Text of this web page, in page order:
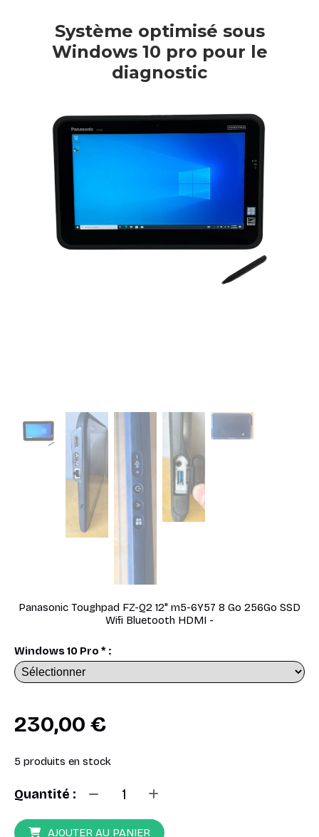
Système optimisé sous
Windows 10 pro pour le
diagnostic
Panasonic Toughpad FZ-Q2 12" m5-6Y57 8 Go 256Go SSD
Wifi Bluetooth HDMI -
Windows 10 Pro * :
230,00 €
5 produits en stock
Quantité :
AJOUTER AU PANIER